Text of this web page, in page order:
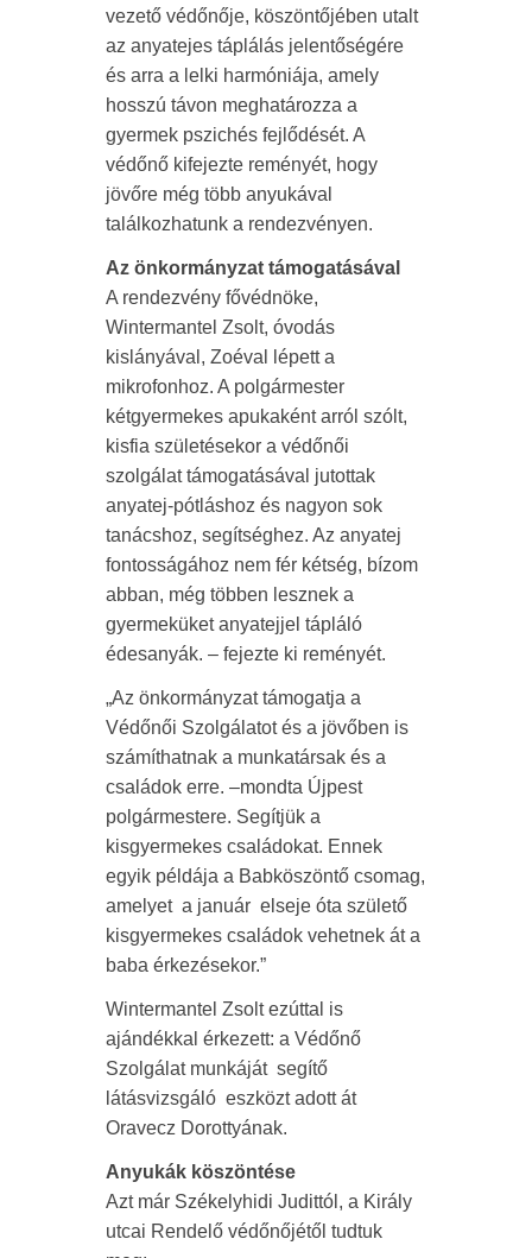
vezető védőnője, köszöntőjében utalt
az anyatejes táplálás jelentőségére
és arra a lelki harmóniája, amely
hosszú távon meghatározza a
gyermek pszichés fejlődését. A
védőnő kifejezte reményét, hogy
jövőre még több anyukával
találkozhatunk a rendezvényen.
Az önkormányzat támogatásával
A rendezvény fővédnöke,
Wintermantel Zsolt, óvodás
kislányával, Zoéval lépett a
mikrofonhoz. A polgármester
kétgyermekes apukaként arról szólt,
kisfia születésekor a védőnői
szolgálat támogatásával jutottak
anyatej-pótláshoz és nagyon sok
tanácshoz, segítséghez. Az anyatej
fontosságához nem fér kétség, bízom
abban, még többen lesznek a
gyermeküket anyatejjel tápláló
édesanyák. – fejezte ki reményét.
„Az önkormányzat támogatja a
Védőnői Szolgálatot és a jövőben is
számíthatnak a munkatársak és a
családok erre. –mondta Újpest
polgármestere. Segítjük a
kisgyermekes családokat. Ennek
egyik példája a Babköszöntő csomag,
amelyet a január elseje óta születő
kisgyermekes családok vehetnek át a
baba érkezésekor.”
Wintermantel Zsolt ezúttal is
ajándékkal érkezett: a Védőnő
Szolgálat munkáját segítő
látásvizsgáló eszközt adott át
Oravecz Dorottyának.
Anyukák köszöntése
Azt már Székelyhidi Judittól, a Király
utcai Rendelő védőnőjétől tudtuk